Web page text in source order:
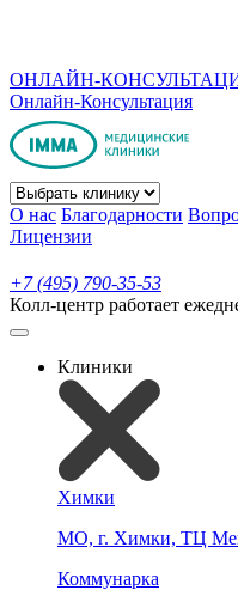
ОНЛАЙН-
Онлайн-Консультация
О нас Благодарности
Лицензии
+7 (495) 790-35-53
Колл-центр работает
Клиники
Химки
МО, г. Химки, ТЦ
Коммунарка